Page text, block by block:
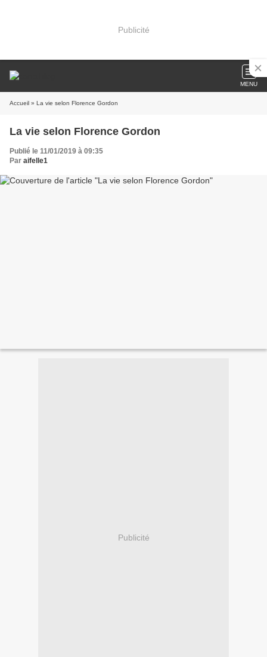
Publicité
MENU
Accueil » La vie selon Florence Gordon
La vie selon Florence Gordon
Publié le 11/01/2019 à 09:35
Par aifelle1
Publicité